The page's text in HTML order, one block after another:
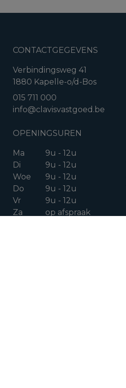
CONTACTGEGEVENS
Verbindingsweg 41
1880 Kapelle-o/d-Bos
015 711 000
info@clavisvastgoed.be
OPENINGSUREN
Ma 9u - 12u
Di
9u - 12u
Woe
9u - 12u
Do
9u - 12u
Vr
9u - 12u
Za
op afspraak